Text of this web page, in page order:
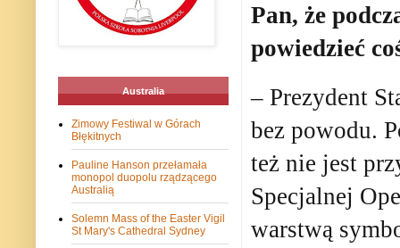
Pan, że
powiedzieć
– Prezydent
bez powodu.
też nie jest
Specjalnej
warstwą
Australia
Zimowy Festiwal w Górach
Błękitnych
Pauline Hanson przełamała
monopol duopolu rządzącego
Australią
Solemn Mass of the Easter Vigil
St Mary's Cathedral Sydney